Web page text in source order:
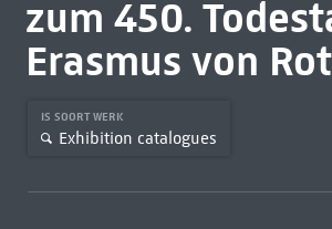
zum 450.
Erasmus von
IS SOORT WERK
Exhibition catalogues